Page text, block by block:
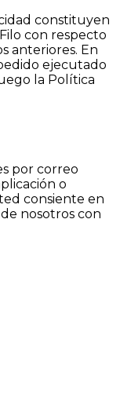
constituyen
con respecto
anteriores. En
ejecutado
la Política
por correo
o
consiente en
nosotros con